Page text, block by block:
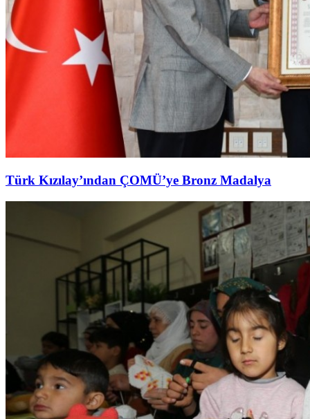
Türk Kızılay’ından ÇOMÜ’ye Bronz Madalya